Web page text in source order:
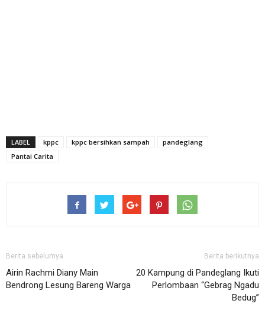
LABEL kppc kppc bersihkan sampah
pandeglang
Pantai Carita
Berita sebelumya
Airin Rachmi Diany Main
Bendrong Lesung Bareng Warga
Berita berikutnya
20 Kampung di Pandeglang Ikuti
Perlombaan “Gebrag Ngadu
Bedug”